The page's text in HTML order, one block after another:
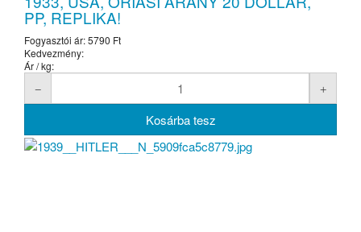
PP, REPLIKA!
Fogyasztói ár:5790 Ft
Kedvezmény:
Ár / kg: